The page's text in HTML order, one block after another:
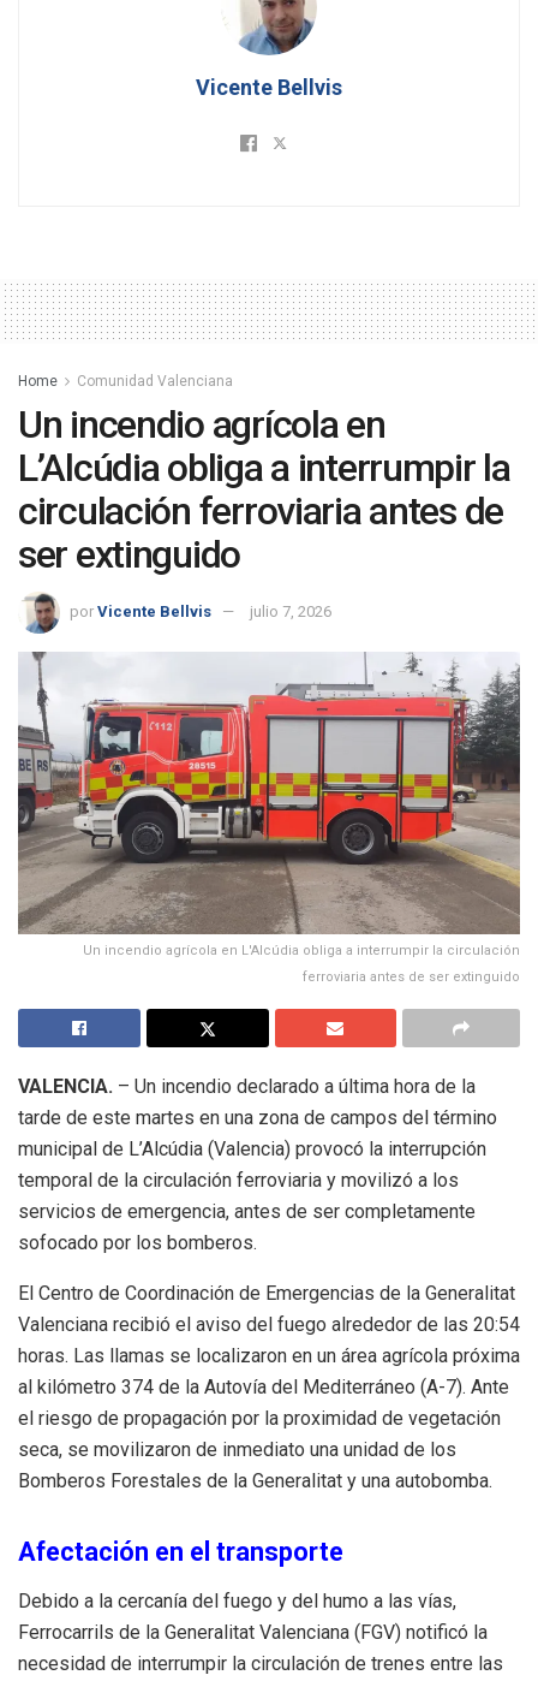
Vicente Bellvis
Home Comunidad Valenciana
Un incendio agrícola en
L’Alcúdia obliga a interrumpir la
circulación ferroviaria antes de
ser extinguido
por Vicente Bellvis julio 7, 2026
Un incendio agrícola en L'Alcúdia obliga a interrumpir la circulación
ferroviaria antes de ser extinguido
VALENCIA. – Un incendio declarado a última hora de la
tarde de este martes en una zona de campos del término
municipal de L’Alcúdia (Valencia) provocó la interrupción
temporal de la circulación ferroviaria y movilizó a los
servicios de emergencia, antes de ser completamente
sofocado por los bomberos.
El Centro de Coordinación de Emergencias de la Generalitat
Valenciana recibió el aviso del fuego alrededor de las 20:54
horas. Las llamas se localizaron en un área agrícola próxima
al kilómetro 374 de la Autovía del Mediterráneo (A-7). Ante
el riesgo de propagación por la proximidad de vegetación
seca, se movilizaron de inmediato una unidad de los
Bomberos Forestales de la Generalitat y una autobomba.
Afectación en el transporte
Debido a la cercanía del fuego y del humo a las vías,
Ferrocarrils de la Generalitat Valenciana (FGV) notificó la
necesidad de interrumpir la circulación de trenes entre las